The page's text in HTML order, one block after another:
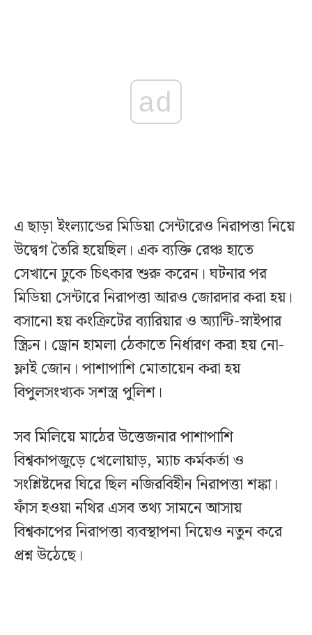
ad
এ ছাড়া ইংল্যান্ডের মিডিয়া সেন্টারেও নিরাপত্তা নিয়ে
উদ্বেগ তৈরি হয়েছিল। এক ব্যক্তি রেঞ্চ হাতে
সেখানে ঢুকে চিৎকার শুরু করেন। ঘটনার পর
মিডিয়া সেন্টারে নিরাপত্তা আরও জোরদার করা হয়।
বসানো হয় কংক্রিটের ব্যারিয়ার ও অ্যান্টি-স্নাইপার
স্ক্রিন। ড্রোন হামলা ঠেকাতে নির্ধারণ করা হয় নো-
ফ্লাই জোন। পাশাপাশি মোতায়েন করা হয়
বিপুলসংখ্যক সশস্ত্র পুলিশ।
সব মিলিয়ে মাঠের উত্তেজনার পাশাপাশি
বিশ্বকাপজুড়ে খেলোয়াড়, ম্যাচ কর্মকর্তা ও
সংশ্লিষ্টদের ঘিরে ছিল নজিরবিহীন নিরাপত্তা শঙ্কা।
ফাঁস হওয়া নথির এসব তথ্য সামনে আসায়
বিশ্বকাপের নিরাপত্তা ব্যবস্থাপনা নিয়েও নতুন করে
প্রশ্ন উঠেছে।